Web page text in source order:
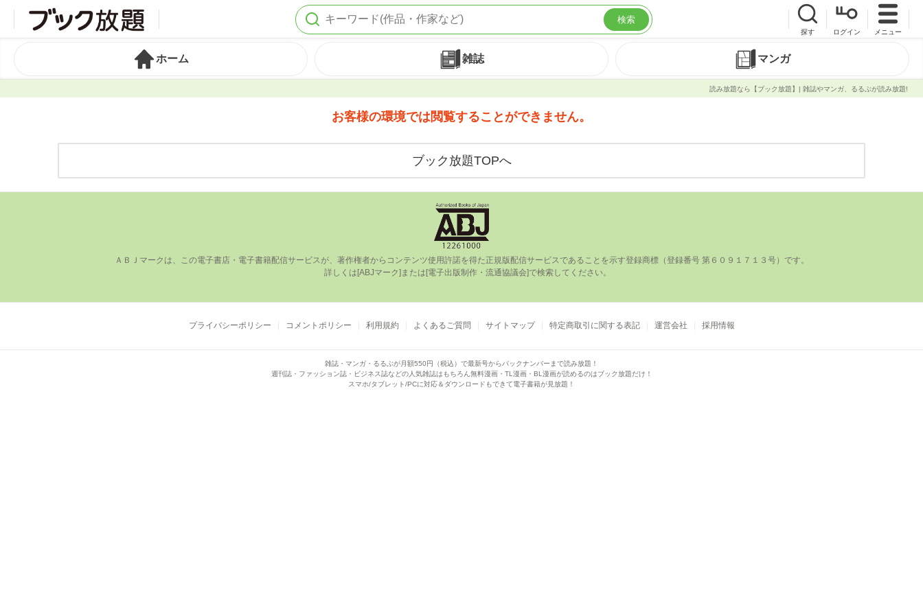
検索
探す ログイン メニュー
ホーム 雑誌 マンガ
読み放題なら【ブック放題】| 雑誌やマンガ、るるぶが読み放題!
お客様の環境では閲覧することができません。
ブック放題TOPへ
ＡＢＪマークは、この電⼦書店・電⼦書籍配信サービスが、著作権者からコンテンツ使⽤許諾を得た正規版配信サービスであることを⽰す登録商標（登録番号 第６０９１７１３号）です。
プライバシーポリシー コメントポリシー 利用規約 よくあるご質問 サイトマップ 特定商取引に関する表記 運営会社 採用情報
雑誌・マンガ・るるぶが月額550円（税込）で最新号からバックナンバーまで読み放題！
週刊誌・ファッション誌・ビジネス誌などの人気雑誌はもちろん 無料漫画・TL漫画・BL漫画が読めるのはブック放題だけ！
スマホ/タブレット/PCに対応＆ダウンロードもできて電子書籍が見放題！